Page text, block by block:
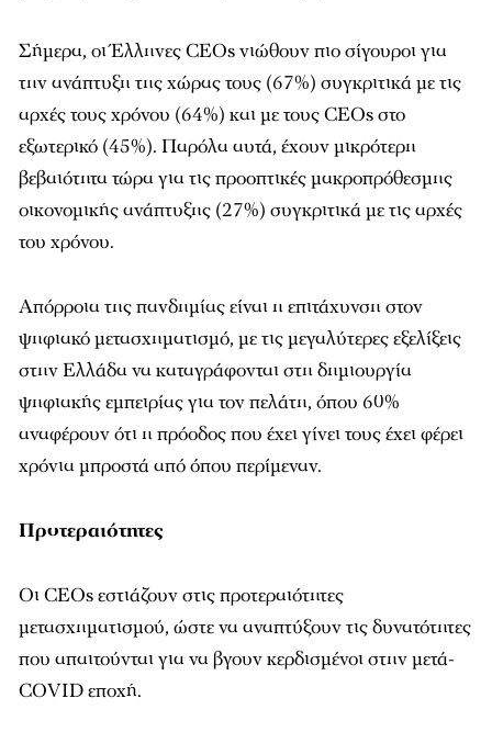
Σήμερα, οι Έλληνες CEOs νιώθουν πιο σίγουροι για
την ανάπτυξη της χώρας τους (67%) συγκριτικά με τις
αρχές τους χρόνου (64%) και με τους CEOs στο
εξωτερικό (45%). Παρόλα αυτά, έχουν μικρότερη
βεβαιότητα τώρα για τις προοπτικές μακροπρόθεσμης
οικονομικής ανάπτυξης (27%) συγκριτικά με τις αρχές
του χρόνου.
Απόρροια της πανδημίας είναι η επιτάχυνση στον
ψηφιακό μετασχηματισμό, με τις μεγαλύτερες εξελίξεις
στην Ελλάδα να καταγράφονται στη δημιουργία
ψηφιακής εμπειρίας για τον πελάτη, όπου 60%
αναφέρουν ότι η πρόοδος που έχει γίνει τους έχει φέρει
χρόνια μπροστά από όπου περίμεναν.
Προτεραιότητες
Οι CEOs εστιάζουν στις προτεραιότητες
μετασχηματισμού, ώστε να αναπτύξουν τις δυνατότητες
που απαιτούνται για να βγουν κερδισμένοι στην μετά-
COVID εποχή.